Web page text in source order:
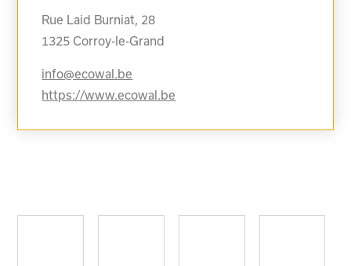
Rue Laid Burniat, 28
1325 Corroy-le-Grand
info@ecowal.be
https://www.ecowal.be